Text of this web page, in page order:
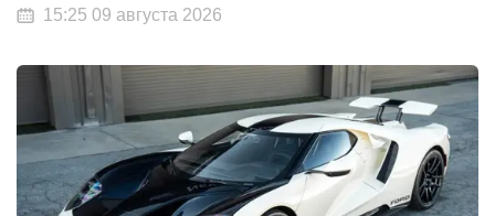
15:25 09 августа 2026